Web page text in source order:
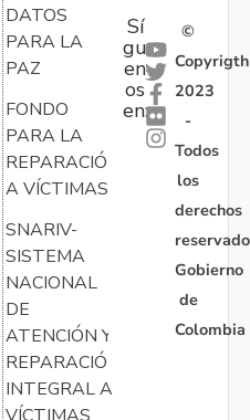
DATOS
PARA LA
PAZ
FONDO
PARA LA
REPARACIÓN
A VÍCTIMAS
SNARIV-
SISTEMA
NACIONAL
DE
ATENCIÓN Y
REPARACIÓN
INTEGRAL A
Sí
gu
en
os
en:
©
Copyrigth
2023
-
Todos
los
derechos
Gobierno
de
Colombia